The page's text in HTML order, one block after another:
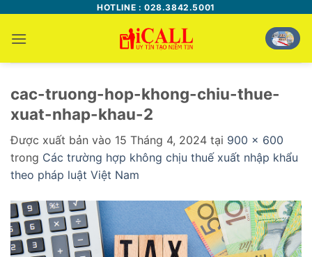
nội
dung
HOTLINE : 028.3842.5001
cac-truong-hop-khong-chiu-thue-
xuat-nhap-khau-2
Được xuất bản vào 15 Tháng 4, 2024 tại 900 × 600
trong Các trường hợp không chịu thuế xuất nhập khẩu
theo pháp luật Việt Nam